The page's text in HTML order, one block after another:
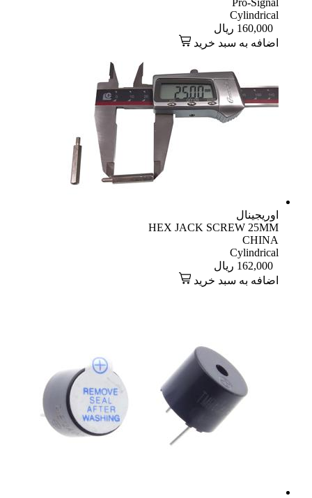
Cylindrical
160,000 ریال
اضافه به سبد خرید
اوریجینال
HEX JACK SCREW 25MM
CHINA
Cylindrical
162,000 ریال
اضافه به سبد خرید